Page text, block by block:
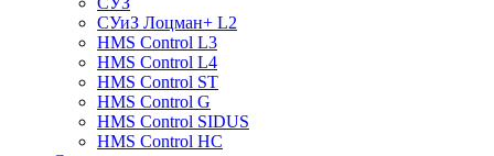
СУиЗ Лоцман+ L2
HMS Control L3
HMS Control L4
HMS Control ST
HMS Control G
HMS Control SIDUS
HMS Control HC